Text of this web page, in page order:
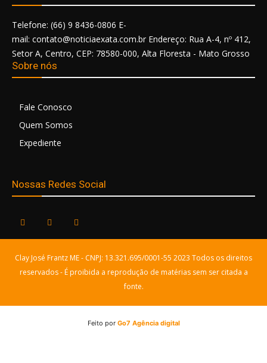
Telefone: (66) 9 8436-0806 E-
mail: contato@noticiaexata.com.br Endereço: Rua A-4, nº 412,
Setor A, Centro, CEP: 78580-000, Alta Floresta - Mato Grosso
Sobre nós
Fale Conosco
Quem Somos
Expediente
Nossas Redes Social
Clay José Frantz ME - CNPJ: 13.321.695/0001-55 2023 Todos os direitos
reservados - É proibida a reprodução de matérias sem ser citada a
fonte.
Feito porGo7 Agência digital